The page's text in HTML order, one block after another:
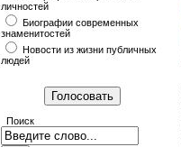
личностей
Биографии современных
знаменитостей
Новости из жизни публичных
людей
Поиск